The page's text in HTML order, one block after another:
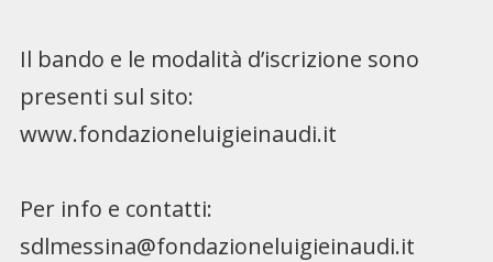
Il bando e le modalità d’iscrizione sono
presenti sul sito:
www.fondazioneluigieinaudi.it
Per info e contatti:
sdlmessina@fondazioneluigieinaudi.it